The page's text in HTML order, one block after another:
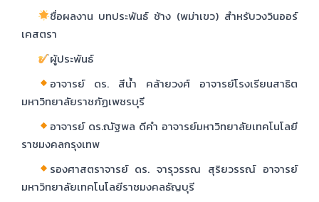
ชื่อผลงาน บทประพันธ์ ช้าง (พม่าเขว) สำหรับวงวินออร์
เคสตรา
ผู้ประพันธ์
อาจารย์ ดร. สีน้ำ คล้ายวงศ์ อาจารย์โรงเรียนสาธิต
มหาวิทยาลัยราชภัฏเพชรบุรี
อาจารย์ ดร.ณัฐพล ดีคำ อาจารย์มหาวิทยาลัยเทคโนโลยี
ราชมงคลกรุงเทพ
รองศาสตราจารย์ ดร. จารุวรรณ สุริยวรรณ์ อาจารย์
มหาวิทยาลัยเทคโนโลยีราชมงคลธัญบุรี